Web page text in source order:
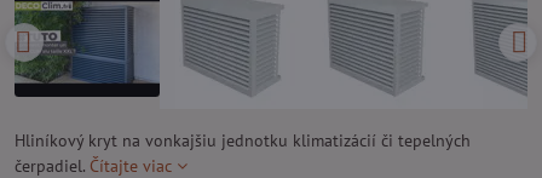
Hliníkový kryt na vonkajšiu jednotku klimatizácií či tepelných
čerpadiel. Čítajte viac